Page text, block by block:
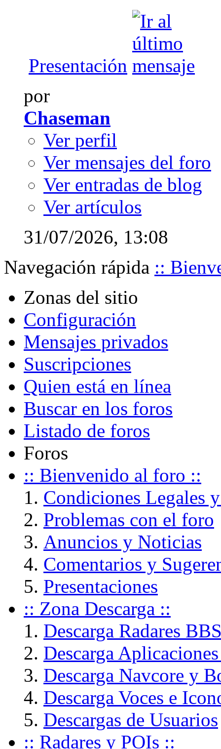
Presentación
por
Chaseman
Ver perfil
Ver mensajes del foro
Ver entradas de blog
Ver artículos
31/07/2026, 13:08
Navegación rápida ::
Zonas del sitio
Configuración
Mensajes privados
Suscripciones
Quien está en línea
Buscar en los foros
Listado de foros
Foros
:: Bienvenido al foro ::
Condiciones Legales
Problemas con el foro
Anuncios y Noticias
Comentarios y
Presentaciones
:: Zona Descarga ::
Descarga Radares
Descarga
Descarga Navcore y
Descarga Voces e
Descargas de Usuarios
:: Radares y POIs ::